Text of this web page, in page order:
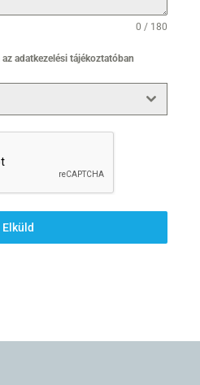
0 / 180
adatkezelési tájékoztatóban
Elküld